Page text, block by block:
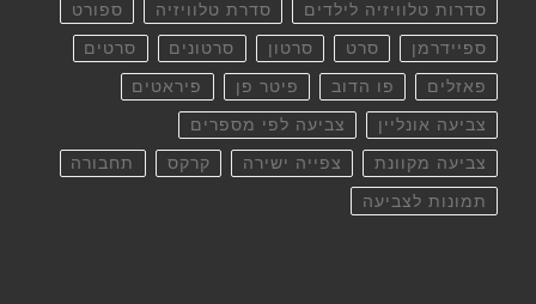
סדרות טלוויזיה לילדים סדרת טלוויזיה ספורט
ספיידרמן סרט סרטון סרטונים סרטים
פאזלים פו הדוב פיטר פן פיראטים
צביעה אונליין צביעה לפי מספרים
צביעה מקוונת צפייה ישירה קרקס תחבורה
תמונות לצביעה